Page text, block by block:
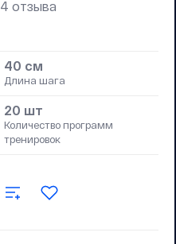
4 отзыва
40 см
Длина шага
20 шт
Количество программ
тренировок